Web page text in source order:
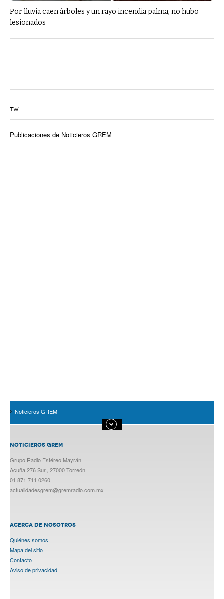
Por lluvia caen árboles y un rayo incendia palma, no hubo
lesionados
TW
Publicaciones de Noticieros GREM
Noticieros GREM
NOTICIEROS GREM
Grupo Radio Estéreo Mayrán
Acuña 276 Sur., 27000 Torreón
01 871 711 0260
actualidadesgrem@gremradio.com.mx
ACERCA DE NOSOTROS
Quiénes somos
Mapa del sitio
Contacto
Aviso de privacidad